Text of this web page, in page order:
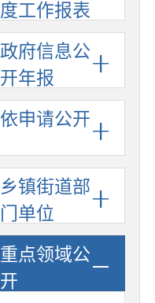
度工作报表
政府信息公
开年报
依申请公开
乡镇街道部
门单位
重点领域公
开